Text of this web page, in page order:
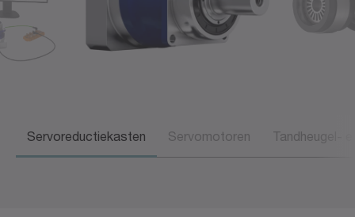
Servoreductiekasten Servomotoren Tandheugel-